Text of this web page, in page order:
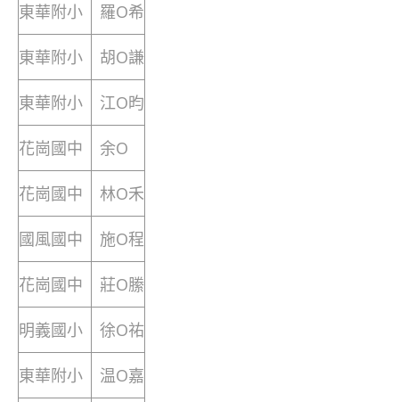
東華附小 羅O希
東華附小 胡O謙
東華附小 江O昀
花崗國中 余O
花崗國中 林O禾
國風國中 施O程
花崗國中 莊O縢
明義國小 徐O祐
東華附小 温O嘉